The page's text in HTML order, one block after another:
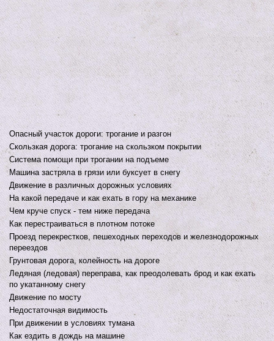
Опасный участок дороги: трогание и разгон
Скользкая дорога: трогание на скользком покрытии
Система помощи при трогании на подъеме
Машина застряла в грязи или буксует в снегу
Движение в различных дорожных условиях
На какой передаче и как ехать в гору на механике
Чем круче спуск - тем ниже передача
Как перестраиваться в плотном потоке
Проезд перекрестков, пешеходных переходов и железнодорожных
переездов
Грунтовая дорога, колейность на дороге
Ледяная (ледовая) переправа, как преодолевать брод и как ехать
по укатанному снегу
Движение по мосту
Недостаточная видимость
При движении в условиях тумана
Как ездить в дождь на машине